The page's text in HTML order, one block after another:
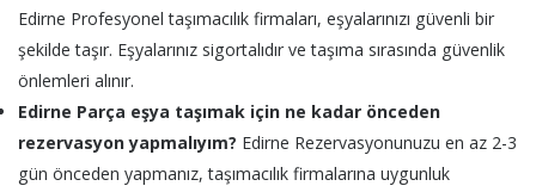
Edirne Profesyonel taşımacılık firmaları, eşyalarınızı güvenli bir
şekilde taşır. Eşyalarınız sigortalıdır ve taşıma sırasında güvenlik
önlemleri alınır.
Edirne Parça eşya taşımak için ne kadar önceden
rezervasyon yapmalıyım? Edirne Rezervasyonunuzu en az 2-3
gün önceden yapmanız, taşımacılık firmalarına uygunluk